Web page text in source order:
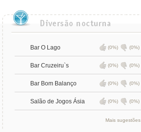
Bar O Lago (0%) (0%)
Bar Cruzeiru`s (0%) (0%)
Bar Bom Balanço (0%) (0%)
Salão de Jogos Ásia (0%) (0%)
Mais sugestões